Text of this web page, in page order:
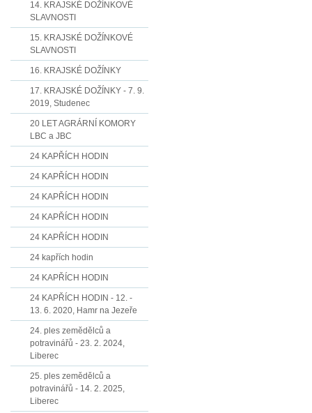
14. KRAJSKÉ DOŽÍNKOVÉ
SLAVNOSTI
15. KRAJSKÉ DOŽÍNKOVÉ
SLAVNOSTI
16. KRAJSKÉ DOŽÍNKY
17. KRAJSKÉ DOŽÍNKY - 7. 9.
2019, Studenec
20 LET AGRÁRNÍ KOMORY
LBC a JBC
24 KAPŘÍCH HODIN
24 KAPŘÍCH HODIN
24 KAPŘÍCH HODIN
24 KAPŘÍCH HODIN
24 KAPŘÍCH HODIN
24 kapřích hodin
24 KAPŘÍCH HODIN
24 KAPŘÍCH HODIN - 12. -
13. 6. 2020, Hamr na Jezeře
24. ples zemědělců a
potravinářů - 23. 2. 2024,
Liberec
25. ples zemědělců a
potravinářů - 14. 2. 2025,
Liberec